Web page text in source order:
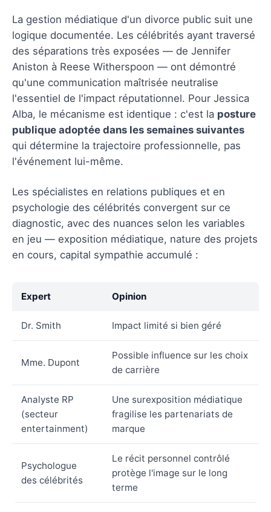
La gestion médiatique d'un divorce public suit une
logique documentée. Les célébrités ayant traversé
des séparations très exposées — de Jennifer
Aniston à Reese Witherspoon — ont démontré
qu'une communication maîtrisée neutralise
l'essentiel de l'impact réputationnel. Pour Jessica
Alba, le mécanisme est identique : c'est la posture
publique adoptée dans les semaines suivantes
qui détermine la trajectoire professionnelle, pas
l'événement lui-même.
Les spécialistes en relations publiques et en
psychologie des célébrités convergent sur ce
diagnostic, avec des nuances selon les variables
en jeu — exposition médiatique, nature des projets
en cours, capital sympathie accumulé :
Expert Opinion
Dr. Smith Impact limité si bien géré
Mme. Dupont
Possible influence sur les choix
de carrière
Analyste RP
(secteur
entertainment)
Une surexposition médiatique
fragilise les partenariats de
marque
Psychologue
des célébrités
Le récit personnel contrôlé
protège l'image sur le long
terme